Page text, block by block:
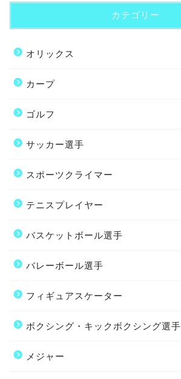
カテゴリー
オリックス
カープ
ゴルフ
サッカー選手
スポーツクライマー
テニスプレイヤー
バスケットボール選手
バレーボール選手
フィギュアスケーター
ボクシング・キックボクシング選手
メジャー